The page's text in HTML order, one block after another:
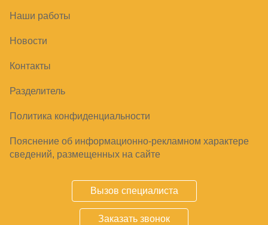
Наши работы
Новости
Контакты
Разделитель
Политика конфиденциальности
Пояснение об информационно-рекламном характере
сведений, размещенных на сайте
Вызов специалиста
Заказать звонок
ШРЭ106
78540₽
Срок заказа4-9 дней